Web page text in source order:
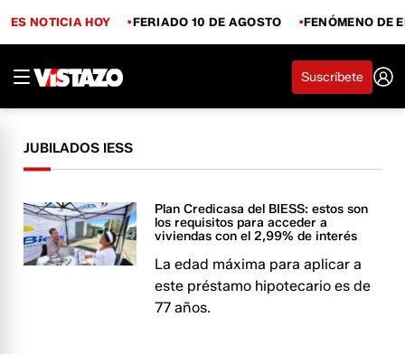
ES NOTICIA HOY FERIADO 10 DE AGOSTO FENÓMENO DE
Suscríbete
JUBILADOS IESS
Plan Credicasa del BIESS: estos son
los requisitos para acceder a
viviendas con el 2,99% de interés
La edad máxima para aplicar a
este préstamo hipotecario es de
77 años.